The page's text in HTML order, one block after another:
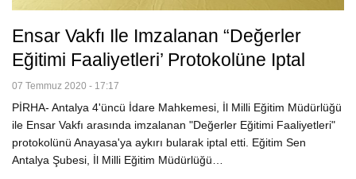
Ensar Vakfı Ile Imzalanan “Değerler
Eğitimi Faaliyetleri’ Protokolüne Iptal
07 Temmuz 2020 - 17:17
PİRHA- Antalya 4'üncü İdare Mahkemesi, İl Milli Eğitim Müdürlüğü
ile Ensar Vakfı arasında imzalanan "Değerler Eğitimi Faaliyetleri"
protokolünü Anayasa'ya aykırı bularak iptal etti. Eğitim Sen
Antalya Şubesi, İl Milli Eğitim Müdürlüğü…